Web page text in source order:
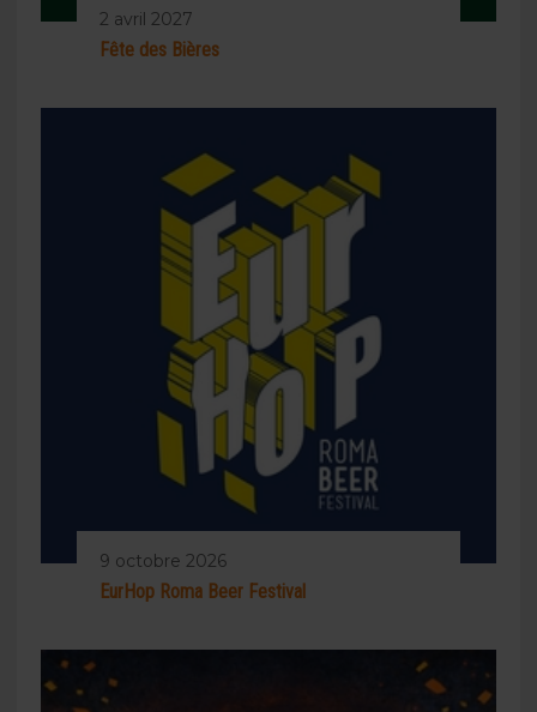
2 avril 2027
Fête des Bières
9 octobre 2026
EurHop Roma Beer Festival